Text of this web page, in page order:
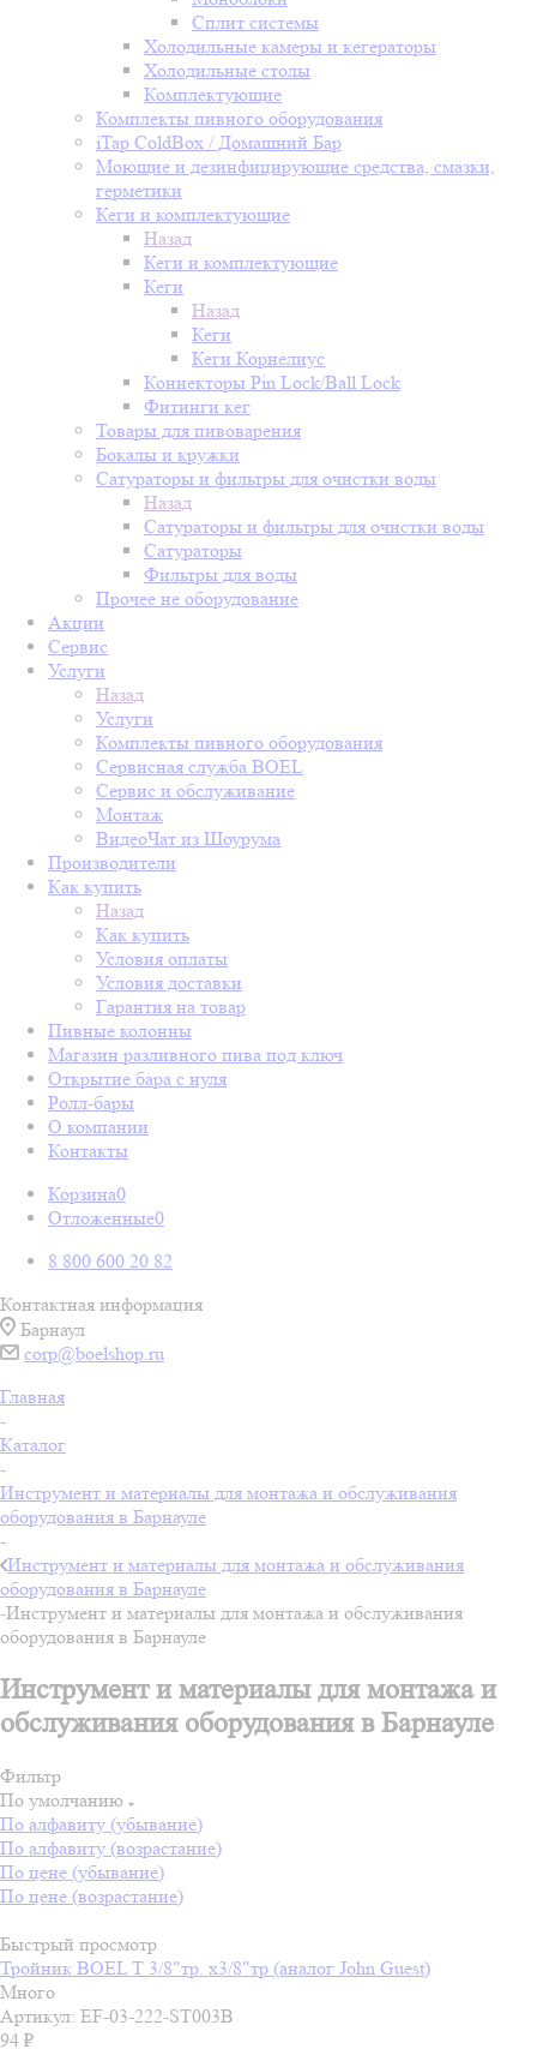
Сплит системы
Холодильные камеры и кегераторы
Холодильные столы
Комплектующие
Комплекты пивного оборудования
iTap ColdBox / Домашний Бар
Моющие и дезинфицирующие средства, смазки,
герметики
Кеги и комплектующие
Назад
Кеги и комплектующие
Кеги
Назад
Кеги
Кеги Корнелиус
Коннекторы Pin Lock/Ball Lock
Фитинги кег
Товары для пивоварения
Бокалы и кружки
Сатураторы и фильтры для очистки воды
Назад
Сатураторы и фильтры для очистки воды
Сатураторы
Фильтры для воды
Прочее не оборудование
Акции
Сервис
Услуги
Назад
Услуги
Комплекты пивного оборудования
Сервисная служба BOEL
Сервис и обслуживание
Монтаж
ВидеоЧат из Шоурума
Производители
Как купить
Назад
Как купить
Условия оплаты
Условия доставки
Гарантия на товар
Пивные колонны
Магазин разливного пива под ключ
Открытие бара с нуля
Ролл-бары
О компании
Контакты
Корзина0
Отложенные0
8 800 600 20 82
Контактная информация
Барнаул
corp@boelshop.ru
Главная
-
Каталог
-
Инструмент и материалы для монтажа и обслуживания
оборудования в Барнауле
-
Инструмент и материалы для монтажа и обслуживания
оборудования в Барнауле
-Инструмент и материалы для монтажа и обслуживания
оборудования в Барнауле
Инструмент и материалы для монтажа и
обслуживания оборудования в Барнауле
Фильтр
По умолчанию
По алфавиту (убывание)
По алфавиту (возрастание)
По цене (убывание)
По цене (возрастание)
Быстрый просмотр
Тройник BOEL T 3/8"тр. x3/8"тр (аналог John Guest)
Много
Артикул: EF-03-222-ST003B
94 ₽